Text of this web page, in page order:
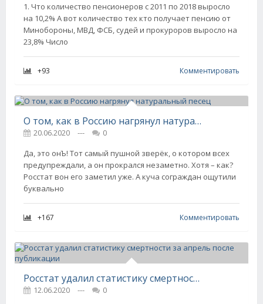
1. Что количество пенсионеров с 2011 по 2018 выросло
на 10,2% А вот количество тех кто получает пенсию от
Минобороны, МВД, ФСБ, судей и прокуроров выросло на
23,8% Число
+93 Комментировать
О том, как в Россию нагрянул натуральный песец
20.06.2020 ---
0
Да, это онЪ! Тот самый пушной зверёк, о котором всех
предупреждали, а он прокрался незаметно. Хотя – как?
Росстат вон его заметил уже. А куча сограждан ощутили
буквально
+167 Комментировать
Росстат удалил статистику смертности за апрель после публикации
12.06.2020 ---
0